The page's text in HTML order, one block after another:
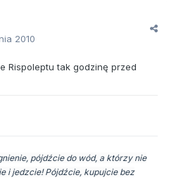
2010
Rispoleptu tak godzinę przed
pójdźcie do wód, a którzy nie
i jedzcie! Pójdźcie, kupujcie bez